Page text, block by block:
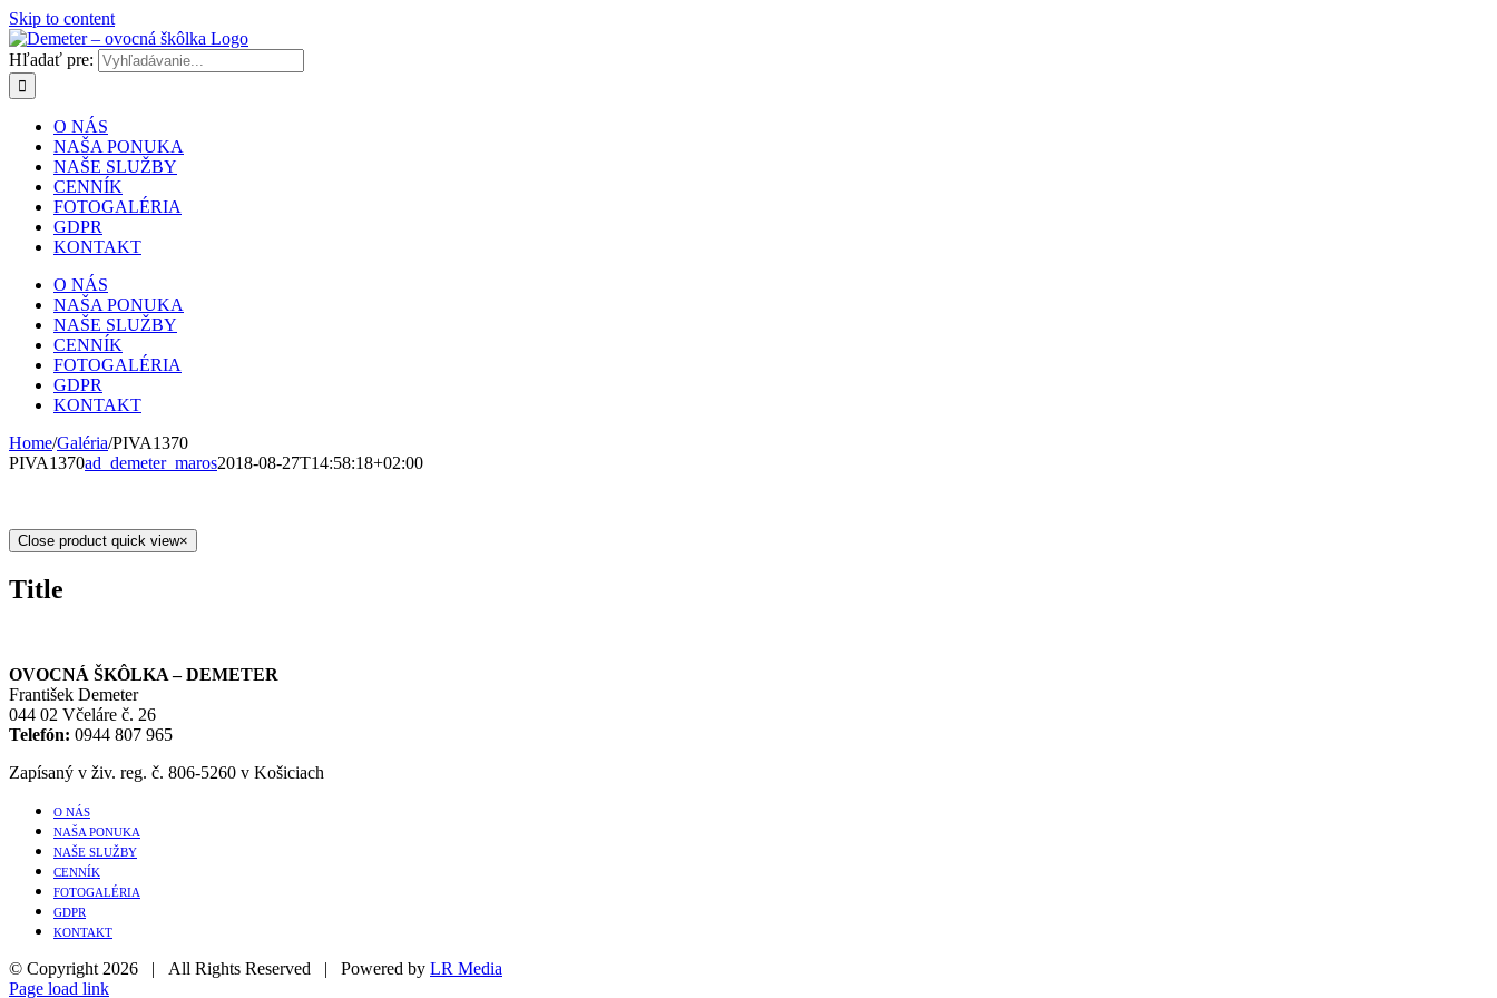
Skip to content
Hľadať pre:
O NÁS
NAŠA PONUKA
NAŠE SLUŽBY
CENNÍK
FOTOGALÉRIA
GDPR
KONTAKT
O NÁS
NAŠA PONUKA
NAŠE SLUŽBY
CENNÍK
FOTOGALÉRIA
GDPR
KONTAKT
Home/Galéria/PIVA1370
PIVA1370ad_demeter_maros2018-08-27T14:58:18+02:00
Close product quick view×
Title
OVOCNÁ ŠKÔLKA – DEMETER
František Demeter
044 02 Včeláre č. 26
Telefón: 0944 807 965
Zapísaný v živ. reg. č. 806-5260 v Košiciach
O NÁS
NAŠA PONUKA
NAŠE SLUŽBY
CENNÍK
FOTOGALÉRIA
GDPR
KONTAKT
© Copyright 2026 | All Rights Reserved | Powered by LR Media
Page load link